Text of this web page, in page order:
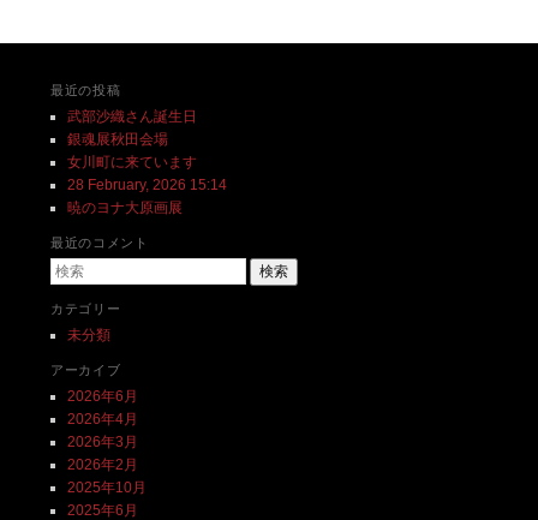
最近の投稿
武部沙織さん誕生日
銀魂展秋田会場
女川町に来ています
28 February, 2026 15:14
暁のヨナ大原画展
最近のコメント
検索
カテゴリー
未分類
アーカイブ
2026年6月
2026年4月
2026年3月
2026年2月
2025年10月
2025年6月